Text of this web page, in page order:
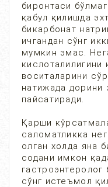
биронтаси
қабул қилишда
бикарбонат
ичгандан сўнг
мумкин эмас.
кислоталилигини
воситаларини
натижада дорини
пайсатиради.
Қарши
саломатликка
олган холда яна
содани имкон
гастроэнтеролог
сўнг истеъмол